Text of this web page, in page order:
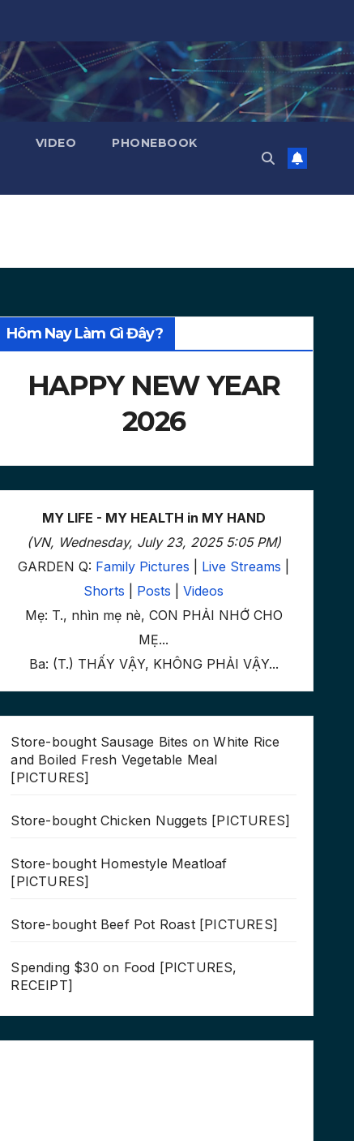
VIDEO PHONEBOOK
Hôm Nay Làm Gì Đây?
HAPPY NEW YEAR
2026
MY LIFE - MY HEALTH in MY HAND
(VN, Wednesday, July 23, 2025 5:05 PM)
GARDEN Q: Family Pictures Live Streams
Shorts
Posts |Videos
Mẹ: T., nhìn mẹ nè, CON PHẢI NHỚ CHO
MẸ...
Ba: (T.) THẤY VẬY, KHÔNG PHẢI VẬY...
Store-bought Sausage Bites on White Rice
and Boiled Fresh Vegetable Meal
[PICTURES]
Store-bought Chicken Nuggets [PICTURES]
Store-bought Homestyle Meatloaf
[PICTURES]
Store-bought Beef Pot Roast [PICTURES]
Spending $30 on Food [PICTURES,
RECEIPT]